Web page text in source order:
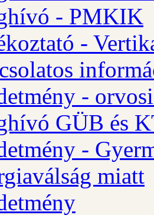
- PMKIK
-
-
GÜB és
-
miatt